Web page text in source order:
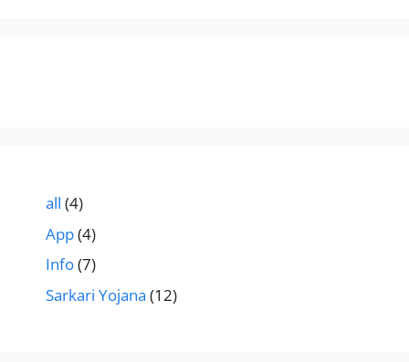
all (4)
App(4)
Info(7)
Sarkari Yojana (12)